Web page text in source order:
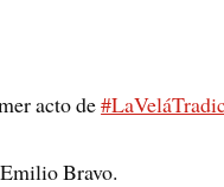
acto de
Bravo.